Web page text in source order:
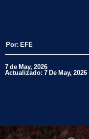
Por: EFE
7 de May, 2026
Actualizado: 7 De May, 2026